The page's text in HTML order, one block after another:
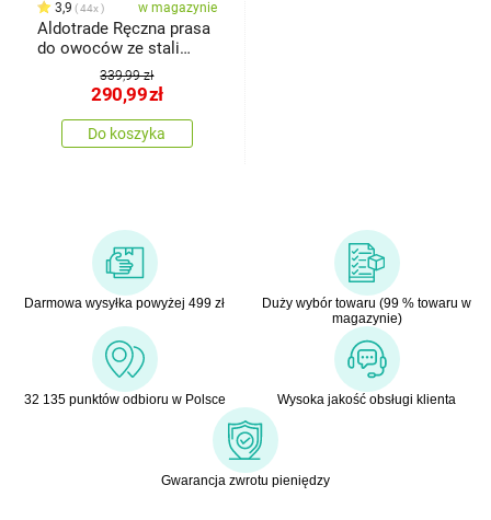
3,9 44x w magazynie
Aldotrade Ręczna prasa
do owoców ze stali
nierdzewnej, 3 l
339,99 zł
290,99zł
Do koszyka
Darmowa wysyłka powyżej 499 zł
Duży wybór towaru (99 % towaru w
magazynie)
32 135 punktów odbioru w Polsce Wysoka jakość obsługi klienta
Gwarancja zwrotu pieniędzy